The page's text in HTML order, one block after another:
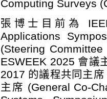
Computing Surveys
張博士目前為
Applications
(Steering
ESWEEK 2025 會議
2017 的議程共同主
主席 (General Co-